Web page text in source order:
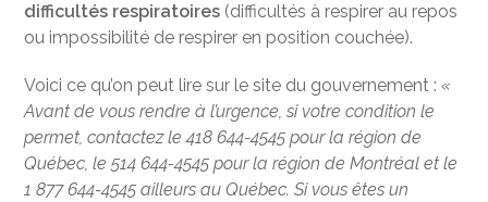
difficultés respiratoires (difficultés à respirer au repos
ou impossibilité de respirer en position couchée).
Voici ce qu’on peut lire sur le site du gouvernement :«
Avant de vous rendre à l’urgence, si votre condition le
permet, contactez le 418 644-4545 pour la région de
Québec, le 514 644-4545 pour la région de Montréal et le
1 877 644-4545 ailleurs au Québec. Si vous êtes un